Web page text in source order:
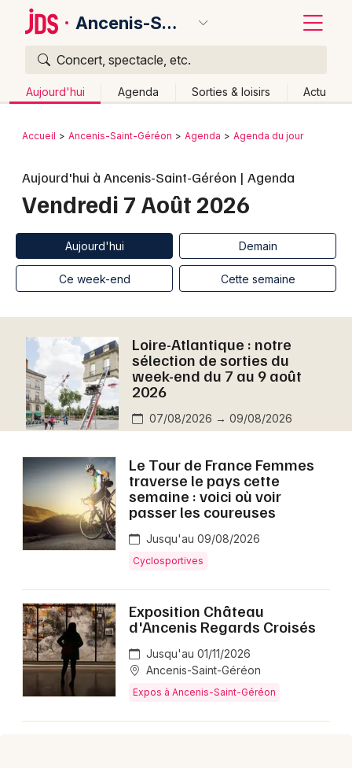
Ancenis-Saint-Géréon
Concert, spectacle, etc.
Aujourd'hui Agenda Sorties & loisirs Actu
Publier un événement
Grands événements
Activité & Expérience
Foires & salons
Spectacles
Concerts
Sports
Sorties famille
Sorties & loisirs
Aujourd'hui en Loire-Atlantique
Aujourd'hui dans les Pays de la Loire
Colmar
Lille
Lyon
Marseille
Montpellier
Nantes
Nice
Paris
Strasbourg
Toulouse
Toutes les villes
Retour
Accueil Ancenis-Saint-Géréon Agenda Agenda du jour
Aujourd'hui à Ancenis-Saint-Géréon | Agenda
Vendredi 7 Août 2026
Aujourd'hui Demain
Ce week-end Cette semaine
Loire-Atlantique : notre
sélection de sorties du
week-end du 7 au 9 août
2026
07/08/2026 → 09/08/2026
Le Tour de France Femmes
traverse le pays cette
semaine : voici où voir
passer les coureuses
Jusqu'au 09/08/2026
Cyclosportives
Exposition Château
d'Ancenis Regards Croisés
Jusqu'au 01/11/2026
Ancenis-Saint-Géréon
Expos à Ancenis-Saint-Géréon
Quoi ?
Où ?
Loire-Atlantique (44)
Pays de la Loire
Partout
Près de moi
Changer de lieu
Quand ?
Effacer les dates
Aujourd'hui
Demain Ce week-end Autre